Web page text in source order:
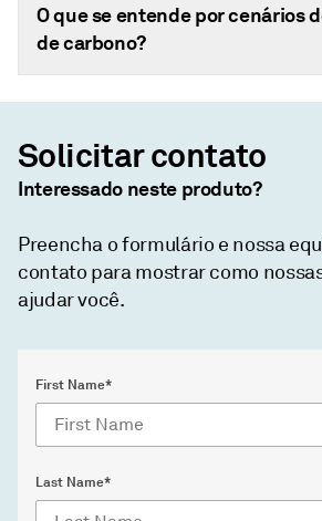
O que se entende por cenários
de carbono?
Solicitar contato
Interessado neste produto?
Preencha o formulário e nossa
contato para mostrar como
ajudar você.
First Name*
Last Name*